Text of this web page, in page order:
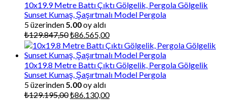
₺87.000,00.
10x19.9 Metre Battı Çıktı Gölgelik, Pergola Gölgelik
Sunset Kumaş, Şaşırtmalı Model Pergola
5 üzerinden 5.00oy aldı
₺129.847,50Orijinal
fiyat:
₺129.847,50.
₺86.565,00Şu
andaki
fiyat:
₺86.565,00.
10x19.8 Metre Battı Çıktı Gölgelik, Pergola Gölgelik
Sunset Kumaş, Şaşırtmalı Model Pergola
5 üzerinden 5.00oy aldı
₺129.195,00Orijinal
₺86.130,00Şu